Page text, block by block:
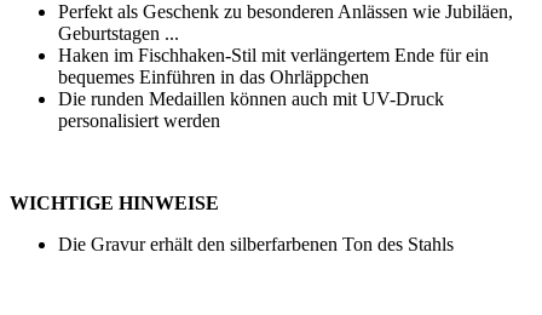
Perfekt als Geschenk zu besonderen Anlässen wie Jubiläen,
Geburtstagen ...
Haken im Fischhaken-Stil mit verlängertem Ende für ein
bequemes Einführen in das Ohrläppchen
Die runden Medaillen können auch mitUV-Druck
personalisiert werden
WICHTIGE HINWEISE
Die Gravur erhält den silberfarbenen Ton des Stahls